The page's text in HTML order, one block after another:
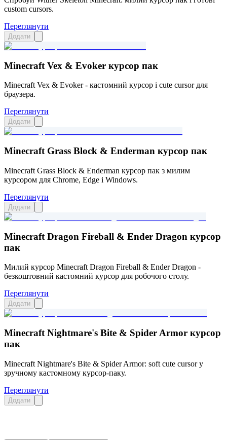
custom cursors.
Переглянути
Додати
Minecraft Vex & Evoker курсор пак
Minecraft Vex & Evoker - кастомний курсор і cute cursor для
браузера.
Переглянути
Додати
Minecraft Grass Block & Enderman курсор пак
Minecraft Grass Block & Enderman курсор пак з милим
курсором для Chrome, Edge і Windows.
Переглянути
Додати
Minecraft Dragon Fireball & Ender Dragon курсор
пак
Милий курсор Minecraft Dragon Fireball & Ender Dragon -
безкоштовний кастомний курсор для робочого столу.
Переглянути
Додати
Minecraft Nightmare's Bite & Spider Armor курсор
пак
Minecraft Nightmare's Bite & Spider Armor: soft cute cursor у
зручному кастомному курсор-паку.
Переглянути
Додати